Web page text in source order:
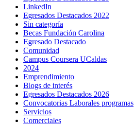
LinkedIn
Egresados Destacados 2022
Sin categoría
Becas Fundación Carolina
Egresado Destacado
Comunidad
Campus Coursera UCaldas
2024
Emprendimiento
Blogs de interés
Egresados Destacados 2026
Convocatorias Laborales programas
Servicios
Comerciales